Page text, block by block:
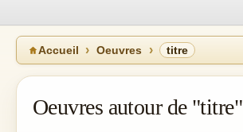
Accueil Oeuvres titre
Oeuvres autour de "titre"